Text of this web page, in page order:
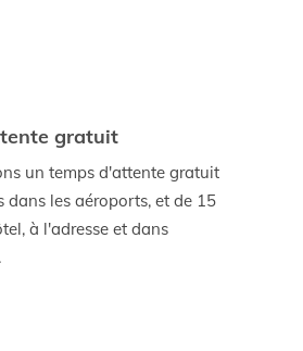
gratuit
un temps d'attente gratuit
dans les aéroports, et de 15
à l'adresse et dans